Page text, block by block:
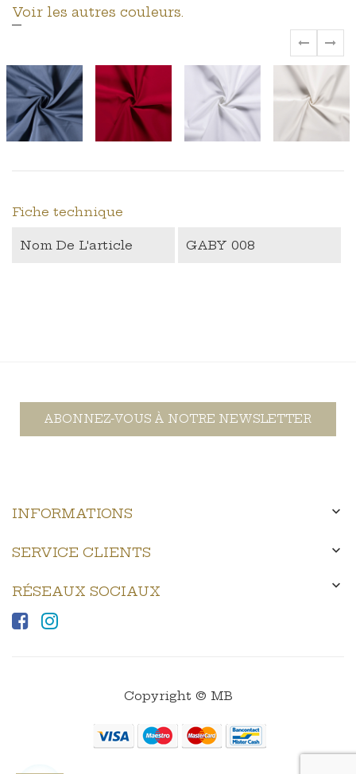
Voir les autres couleurs.
‹ ›
Fiche technique
Nom De L'article GABY 008
ABONNEZ-VOUS À NOTRE NEWSLETTER
INFORMATIONS 
SERVICE CLIENTS 
RÉSEAUX SOCIAUX 
Copyright © MB